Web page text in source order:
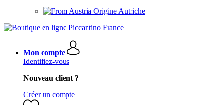
Origine Autriche
Mon compte
Identifiez-vous
Nouveau client ?
Créer un compte